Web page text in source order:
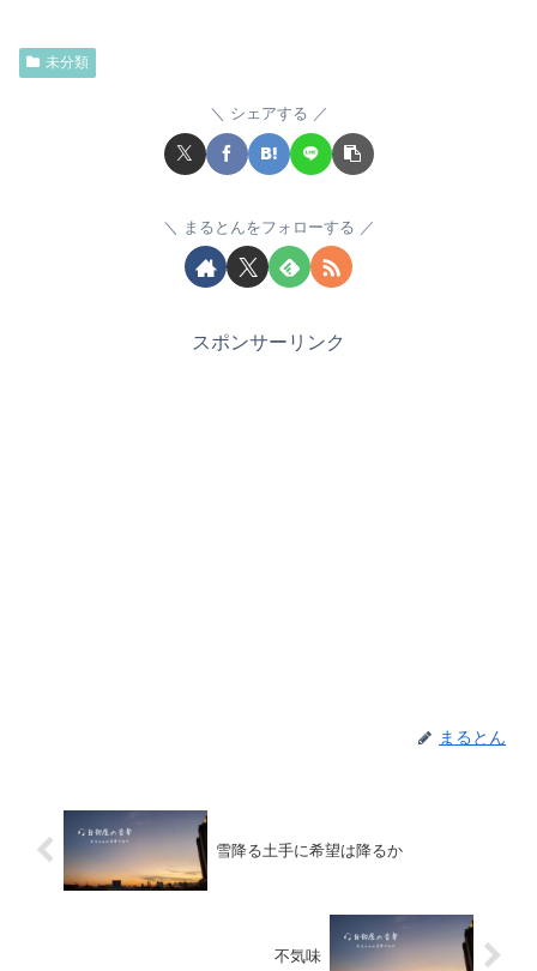
未分類
シェアする
まるとんをフォローする
スポンサーリンク
まるとん
雪降る土手に希望は降るか
不気味